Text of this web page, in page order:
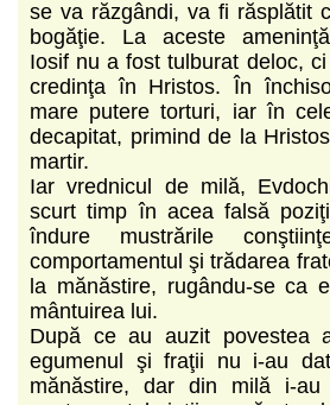
se va răzgândi, va fi răsplătit
bogăţie. La aceste
Iosif nu a fost tulburat deloc,
credinţa în Hristos. În
mare putere torturi, iar în
decapitat, primind de la
martir.
Iar vrednicul de milă,
scurt timp în acea falsă
îndure mustrările
comportamentul şi trădarea
la mănăstire, rugându-se ca
mântuirea lui.
După ce au auzit povestea
egumenul şi fraţii nu i-au
mănăstire, dar din milă i-